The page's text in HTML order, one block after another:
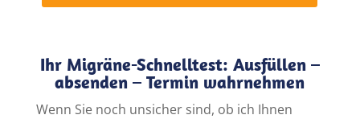
Ihr Migräne-Schnelltest: Ausfüllen –
absenden – Termin wahrnehmen
Wenn Sie noch unsicher sind, ob ich Ihnen